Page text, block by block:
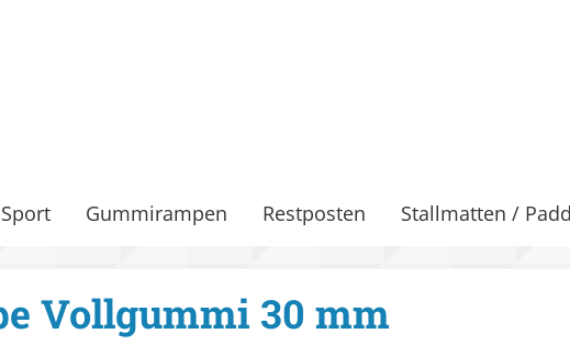
Gummirampen Restposten Stallmatten /
Vollgummi 30 mm